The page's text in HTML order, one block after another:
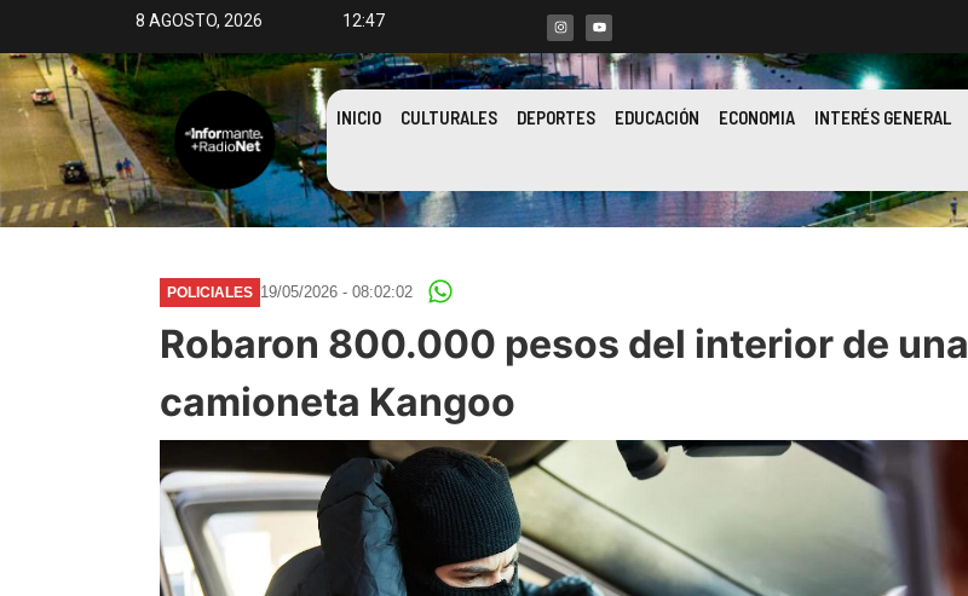
8 AGOSTO, 2026 12:47
INICIO CULTURALES DEPORTES EDUCACIÓN ECONOMIA INTERÉS GENERAL
POLICIALES 19/05/2026 - 08:02:02
Robaron 800.000 pesos del interior de una
camioneta Kangoo